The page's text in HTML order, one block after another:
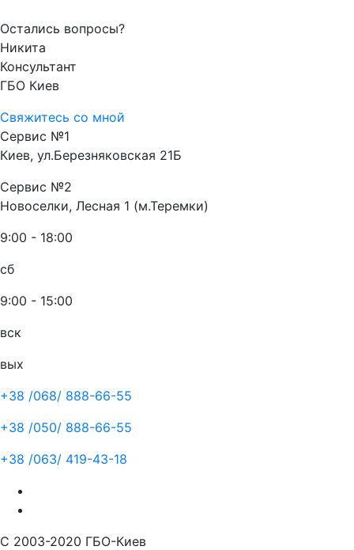
Остались вопросы?
Никита
Консультант
ГБО Киев
Свяжитесь со мной
Сервис №1
Киев, ул.Березняковская 21Б
Сервис №2
Новоселки, Лесная 1 (м.Теремки)
9:00 - 18:00
сб
9:00 - 15:00
вск
вых
+38 /068/ 888-66-55
+38 /050/ 888-66-55
+38 /063/ 419-43-18
С 2003-2020 ГБО-Киев